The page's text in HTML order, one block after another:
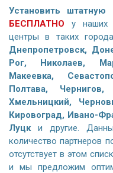
Установить
БЕСПЛАТНО у наших
центры в таких
Днепропетровск,
Рог, Николаев,
Макеевка,
Полтава,
Хмельницкий,
Кировоград, Ивано-
Луцки другие.
количество партнеров
отсутствует в этом
и мы предложим